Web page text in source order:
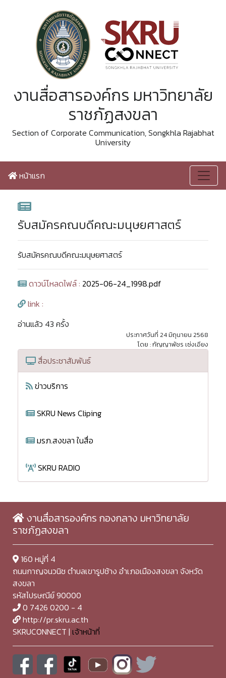
งานสื่อสารองค์กร มหาวิทยาลัย
ราชภัฏสงขลา
Section of Corporate Communication, Songkhla Rajabhat
University
หน้าแรก
รับสมัครคณบดีคณะมนุษยศาสตร์
รับสมัครคณบดีคณะมนุษยศาสตร์
ดาวน์โหลดไฟล์ : 2025-06-24_1998.pdf
link :
อ่านแล้ว 43 ครั้ง
ประกาศวันที่ 24 มิถุนายน 2568
โดย : กัญญาพัชร เซ่งเอียง
สื่อประชาสัมพันธ์
ข่าวบริการ
SKRU News Cliping
มรภ.สงขลา ในสื่อ
SKRU RADIO
งานสื่อสารองค์กร กองกลาง มหาวิทยาลัย
ราชภัฏสงขลา
160 หมู่ที่ 4
ถนนกาญจนวนิช ตำบลเขารูปช้าง อำเภอเมืองสงขลา จังหวัด
สงขลา
รหัสไปรษณีย์ 90000
0 7426 0200 - 4
http://pr.skru.ac.th
SKRUCONNECT | เจ้าหน้าที่